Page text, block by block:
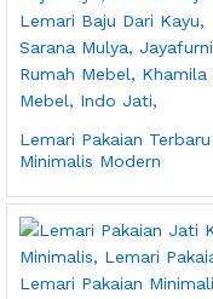
Lemari Pakaian Terbaru
Minimalis Modern